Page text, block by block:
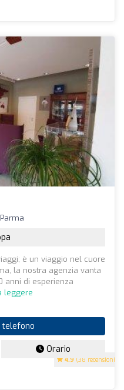
4.9 (38 recensioni)
è un viaggio nel cuore
la nostra agenzia vanta
anni di esperienza
leggere
Orario